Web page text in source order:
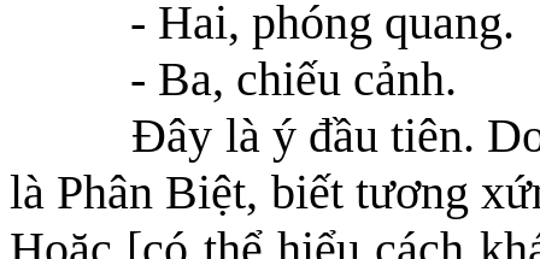
- Hai, phóng quang.
- Ba, chiếu cảnh.
Đây là ý đầu tiên.
là Phân Biệt, biết tương